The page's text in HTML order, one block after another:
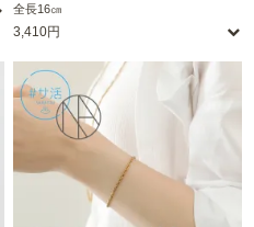
全長16㎝
3,410円